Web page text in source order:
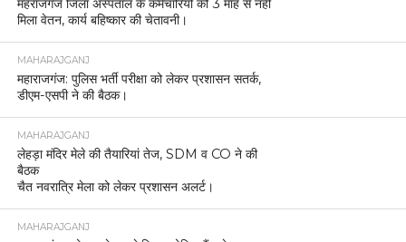
MAHARAJGANJ
घुघली पुलिस की कार्रवाई, नाबालिग से दुष्कर्म का आरोपी
पकड़ा गया।
MAHARAJGANJ
महराजगंज: साइबर ठगी के शिकार युवक को 1.90 लाख
रुपये वापस दिलाए।
MAHARAJGANJ
महराजगंज में होली को लेकर प्रशासन अलर्ट, कलेक्ट्रेट में
पीस कमेटी की बैठक।
UNCATEGORIZED